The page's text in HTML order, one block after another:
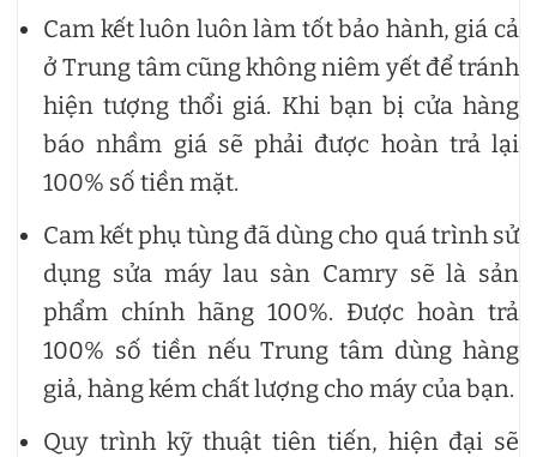
Cam kết luôn luôn làm tốt bảo hành, giá cả
ở Trung tâm cũng không niêm yết để tránh
hiện tượng thổi giá. Khi bạn bị cửa hàng
báo nhầm giá sẽ phải được hoàn trả lại
100% số tiền mặt.
Cam kết phụ tùng đã dùng cho quá trình sử
dụng sửa máy lau sàn Camry sẽ là sản
phẩm chính hãng 100%. Được hoàn trả
100% số tiền nếu Trung tâm dùng hàng
giả, hàng kém chất lượng cho máy của bạn.
Quy trình kỹ thuật tiên tiến, hiện đại sẽ